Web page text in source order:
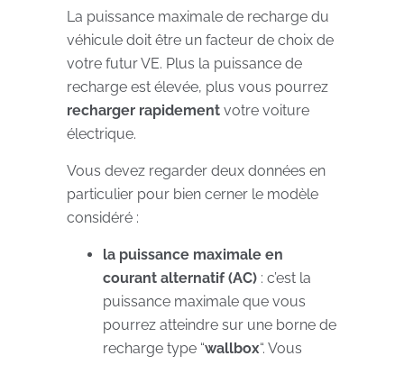
La puissance maximale de recharge du
véhicule doit être un facteur de choix de
votre futur VE. Plus la puissance de
recharge est élevée, plus vous pourrez
recharger rapidement votre voiture
électrique.
Vous devez regarder deux données en
particulier pour bien cerner le modèle
considéré :
la puissance maximale en
courant alternatif (AC) : c’est la
puissance maximale que vous
pourrez atteindre sur une borne de
recharge type “wallbox“. Vous